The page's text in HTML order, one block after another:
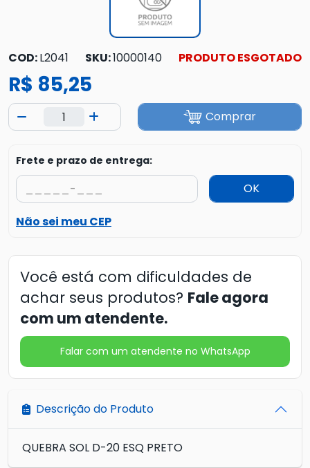
COD:L2041 SKU:10000140 PRODUTO ESGOTADO
R$ 85,25
Comprar
Frete e prazo de entrega:
OK
Não sei meu CEP
Você está com dificuldades de
achar seus produtos? Fale agora
com um atendente.
Falar com um atendente no WhatsApp
Descrição do Produto
QUEBRA SOL D-20 ESQ PRETO